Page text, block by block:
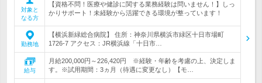
対象と
なる方
【資格不問！医療や健診に関する業務経験は問いません！】しっ
かりサポート！未経験から活躍できる環境が整っています！
勤務地
【横浜新緑総合病院】 住所：神奈川県横浜市緑区十日市場町
1726-7 アクセス：JR横浜線「十日市…
給与
月給200,000円～226,420円 ※経験・年齢を考慮の上、決定しま
す。※試用期間：3ヵ月（待遇に変更なし）【モ…